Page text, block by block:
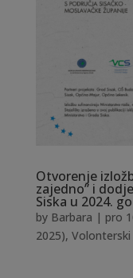
Otvorenje
zajedno” i
Siska u 2024.
by Barbara | pro
2025), Volonterski